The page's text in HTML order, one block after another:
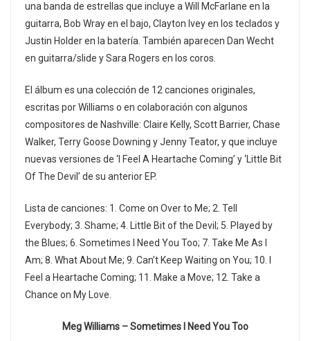
una banda de estrellas que incluye a Will McFarlane en la
guitarra, Bob Wray en el bajo, Clayton Ivey en los teclados y
Justin Holder en la batería. También aparecen Dan Wecht
en guitarra/slide y Sara Rogers en los coros.
El álbum es una colección de 12 canciones originales,
escritas por Williams o en colaboración con algunos
compositores de Nashville: Claire Kelly, Scott Barrier, Chase
Walker, Terry Goose Downing y Jenny Teator, y que incluye
nuevas versiones de ‘l Feel A Heartache Coming’ y ‘Little Bit
Of The Devil’ de su anterior EP.
Lista de canciones: 1. Come on Over to Me; 2. Tell
Everybody; 3. Shame; 4. Little Bit of the Devil; 5. Played by
the Blues; 6. Sometimes I Need You Too; 7. Take Me As I
Am; 8. What About Me; 9. Can’t Keep Waiting on You; 10. I
Feel a Heartache Coming; 11. Make a Move; 12. Take a
Chance on My Love.
Meg Williams – Sometimes I Need You Too